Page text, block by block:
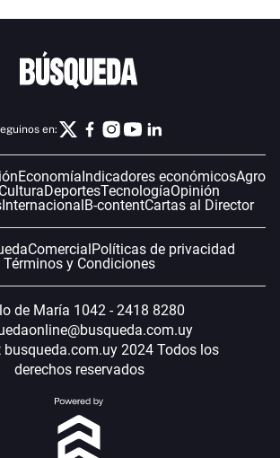
en:
EconomíaIndicadores económicosAgro
CulturaDeportesTecnologíaOpinión
InternacionalB-contentCartas al Director
ComercialPolíticas de privacidad
Términos y Condiciones
de María 1042 - 2418 8280
busqueda.com.uy 2024 Todos los
derechos reservados